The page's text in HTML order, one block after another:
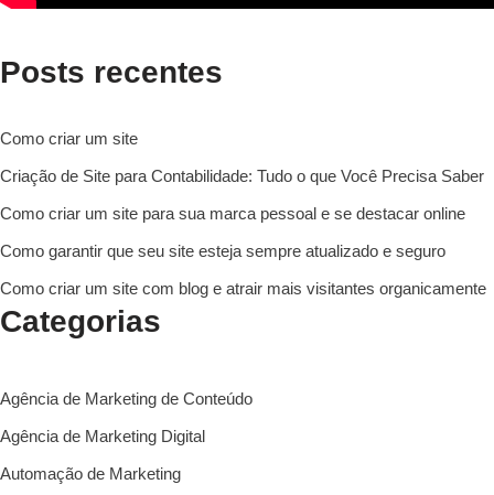
Posts recentes
Como criar um site
Criação de Site para Contabilidade: Tudo o que Você Precisa Saber
Como criar um site para sua marca pessoal e se destacar online
Como garantir que seu site esteja sempre atualizado e seguro
Como criar um site com blog e atrair mais visitantes organicamente
Categorias
Agência de Marketing de Conteúdo
Agência de Marketing Digital
Automação de Marketing